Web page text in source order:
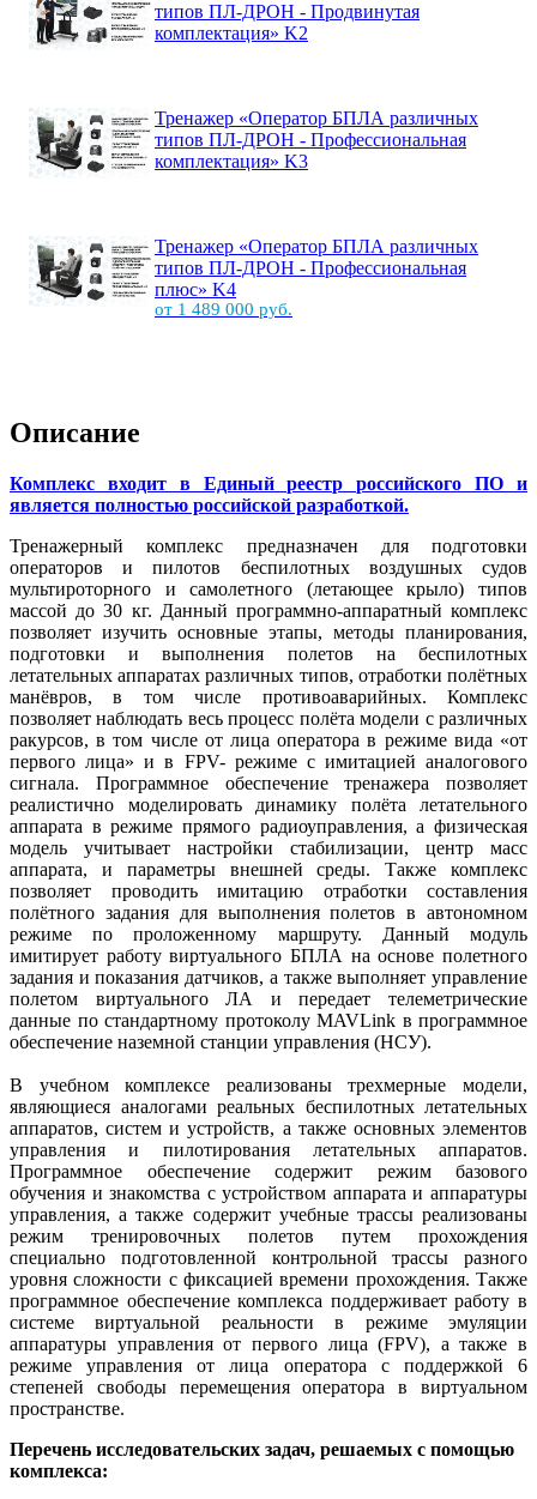
типов ПЛ-ДРОН - Продвинутая
комплектация» K2
Тренажер «Оператор БПЛА различных
типов ПЛ-ДРОН - Профессиональная
комплектация» K3
Тренажер «Оператор БПЛА различных
типов ПЛ-ДРОН - Профессиональная
плюс» K4
от 1 489 000 руб.
Описание
Комплекс входит в Единый реестр российского ПО и
является полностью российской разработкой.
Тренажерный комплекс предназначен для подготовки
операторов и пилотов беспилотных воздушных судов
мультироторного и самолетного (летающее крыло) типов
массой до 30 кг. Данный программно-аппаратный комплекс
позволяет изучить основные этапы, методы планирования,
подготовки и выполнения полетов на беспилотных
летательных аппаратах различных типов, отработки полётных
манёвров, в том числе противоаварийных. Комплекс
позволяет наблюдать весь процесс полёта модели с различных
ракурсов, в том числе от лица оператора в режиме вида «от
первого лица» и в FPV- режиме с имитацией аналогового
сигнала. Программное обеспечение тренажера позволяет
реалистично моделировать динамику полёта летательного
аппарата в режиме прямого радиоуправления, а физическая
модель учитывает настройки стабилизации, центр масс
аппарата, и параметры внешней среды. Также комплекс
позволяет проводить имитацию отработки составления
полётного задания для выполнения полетов в автономном
режиме по проложенному маршруту. Данный модуль
имитирует работу виртуального БПЛА на основе полетного
задания и показания датчиков, а также выполняет управление
полетом виртуального ЛА и передает телеметрические
данные по стандартному протоколу MAVLink в программное
обеспечение наземной станции управления (НСУ).
В учебном комплексе реализованы трехмерные модели,
являющиеся аналогами реальных беспилотных летательных
аппаратов, систем и устройств, а также основных элементов
управления и пилотирования летательных аппаратов.
Программное обеспечение содержит режим базового
обучения и знакомства с устройством аппарата и аппаратуры
управления, а также содержит учебные трассы реализованы
режим тренировочных полетов путем прохождения
специально подготовленной контрольной трассы разного
уровня сложности с фиксацией времени прохождения. Также
программное обеспечение комплекса поддерживает работу в
системе виртуальной реальности в режиме эмуляции
аппаратуры управления от первого лица (FPV), а также в
режиме управления от лица оператора с поддержкой 6
степеней свободы перемещения оператора в виртуальном
пространстве.
Перечень исследовательских задач, решаемых с помощью
комплекса: